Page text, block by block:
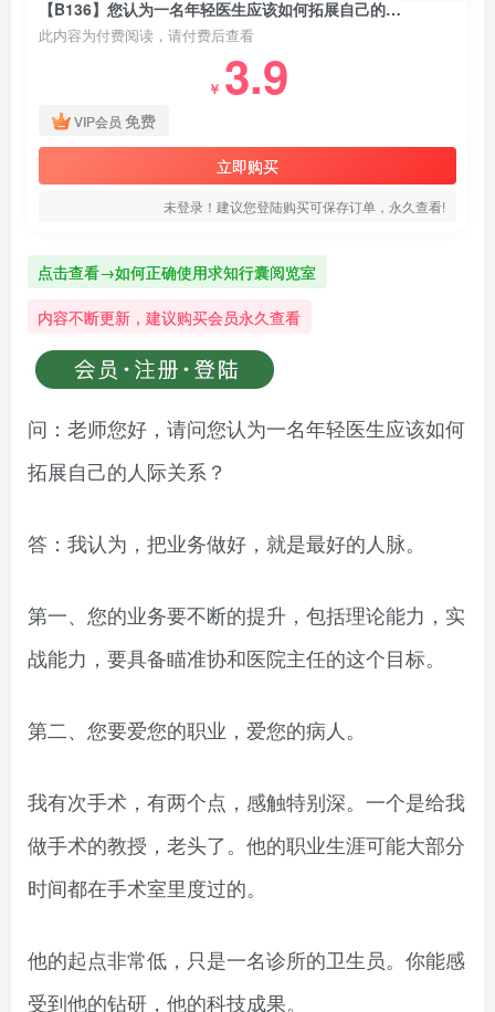
【B136】您认为一名年轻医生应该如何拓展自己的人际关系？
此内容为付费阅读，请付费后查看
￥ 3.9
VIP会员 免费
立即购买
未登录！建议您登陆购买可保存订单，永久查看!
点击查看→如何正确使用求知行囊阅览室
内容不断更新，建议购买会员永久查看
问：老师您好，请问您认为一名年轻医生应该如何
拓展自己的人际关系？
答：我认为，把业务做好，就是最好的人脉。
第一、您的业务要不断的提升，包括理论能力，实
战能力，要具备瞄准协和医院主任的这个目标。
第二、您要爱您的职业，爱您的病人。
我有次手术，有两个点，感触特别深。一个是给我
做手术的教授，老头了。他的职业生涯可能大部分
时间都在手术室里度过的。
他的起点非常低，只是一名诊所的卫生员。你能感
受到他的钻研，他的科技成果。